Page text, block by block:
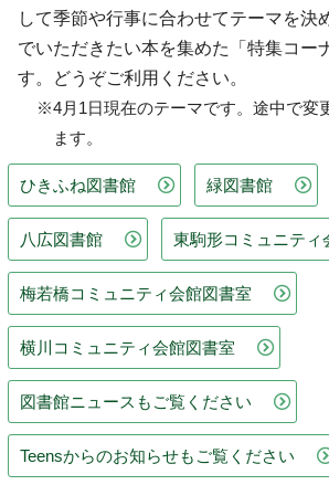
して季節や行事に合わせてテーマを決
でいただきたい本を集めた「特集コー
す。どうぞご利用ください。
※4月1日現在のテーマです。途中で変
ます。
ひきふね図書館 緑図書館
八広図書館 東駒形コミュニティ
梅若橋コミュニティ会館図書室
横川コミュニティ会館図書室
図書館ニュースもご覧ください
Teensからのお知らせもご覧ください